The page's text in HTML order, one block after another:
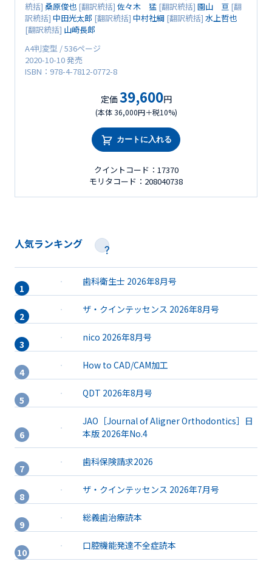
統括] 桑原俊也 [翻訳統括] 佐々木 猛 [翻訳統括] 園山 亘 [翻
訳統括] 中田光太郎 [翻訳統括] 中村社綱 [翻訳統括] 水上哲也
[翻訳統括] 山崎長郎
A4判変型 / 536ページ
2020-10-10 発売
ISBN：978-4-7812-0772-8
定価 39,600円
(本体 36,000円＋税10%)
カートに入れる
クイントコード：17370
モリタコード：208040738
人気ランキング
歯科衛生士 2026年8月号
ザ・クインテッセンス 2026年8月号
nico 2026年8月号
How to CAD/CAM加工
QDT 2026年8月号
JAO［Journal of Aligner Orthodontics］日
本版 2026年No.4
歯科保険請求2026
ザ・クインテッセンス 2026年7月号
総義歯治療読本
口腔機能発達不全症読本